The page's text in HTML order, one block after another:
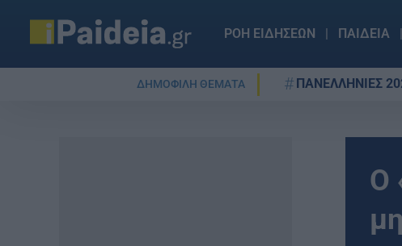
ΡΟΗ ΕΙΔΗΣΕΩΝ ΠΑΙΔΕΙΑ
ΔΗΜΟΦΙΛΗ ΘΕΜΑΤΑ ΠΑΝΕΛΛΗΝΙΕΣ
Ο